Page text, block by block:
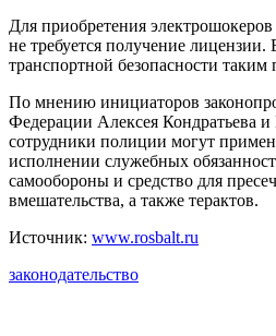
Для приобретения
не требуется получение лицензии.
транспортной безопасности таким
По мнению инициаторов
Федерации Алексея Кондратьева
сотрудники полиции могут
исполнении служебных
самообороны и средство для
вмешательства, а также терактов.
Источник: www.rosbalt.ru
законодательство